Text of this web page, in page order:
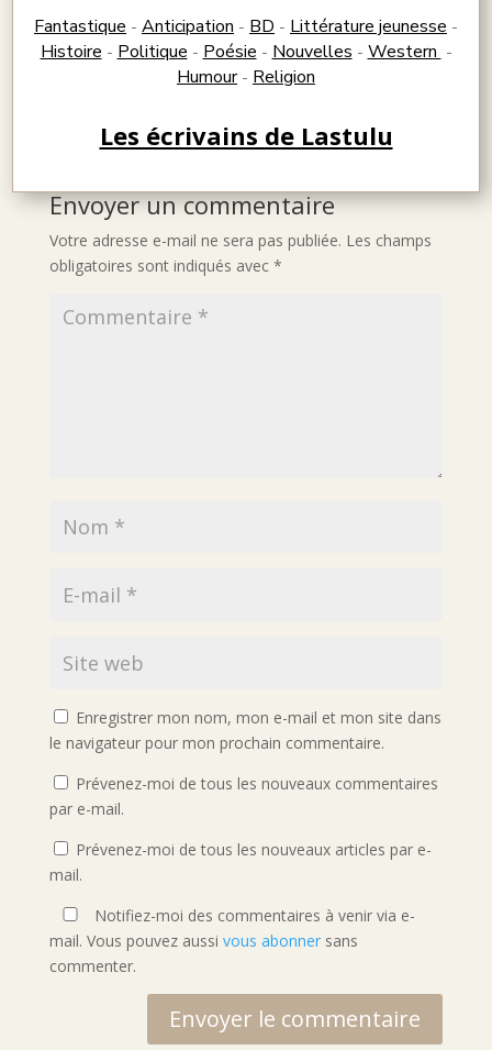
Fantastique - Anticipation - BD - Littérature jeunesse -
Histoire - Politique - Poésie - Nouvelles - Western -
Humour- Religion
Les écrivains de Lastulu
Envoyer un commentaire
Votre adresse e-mail ne sera pas publiée. Les champs
obligatoires sont indiqués avec *
Enregistrer mon nom, mon e-mail et mon site dans
le navigateur pour mon prochain commentaire.
Prévenez-moi de tous les nouveaux commentaires
par e-mail.
Prévenez-moi de tous les nouveaux articles par e-
mail.
Notifiez-moi des commentaires à venir via e-
mail. Vous pouvez aussi vous abonnersans
commenter.
Envoyer le commentaire